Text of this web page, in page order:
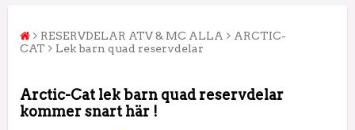
RESERVDELAR ATV & MC ALLA
ARCTIC-
CAT
Lek barn quad reservdelar
Arctic-Cat lek barn quad reservdelar
kommer snart här !